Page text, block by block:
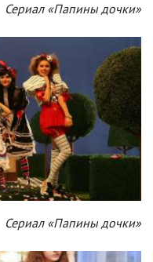
Сериал «Папины дочки»
Сериал «Папины дочки»